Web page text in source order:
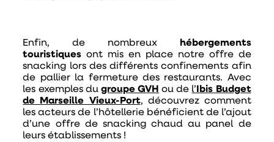
Enfin, de nombreux
hébergements
touristiques ont mis en place notre offre de
snacking lors des différents confinements afin
de pallier la fermeture des restaurants. Avec
les exemples du groupe GVH ou de l’ Ibis Budget
de Marseille Vieux-Port, découvrez comment
les acteurs de l’hôtellerie bénéficient de l’ajout
d’une offre de snacking chaud au panel de
leurs établissements !